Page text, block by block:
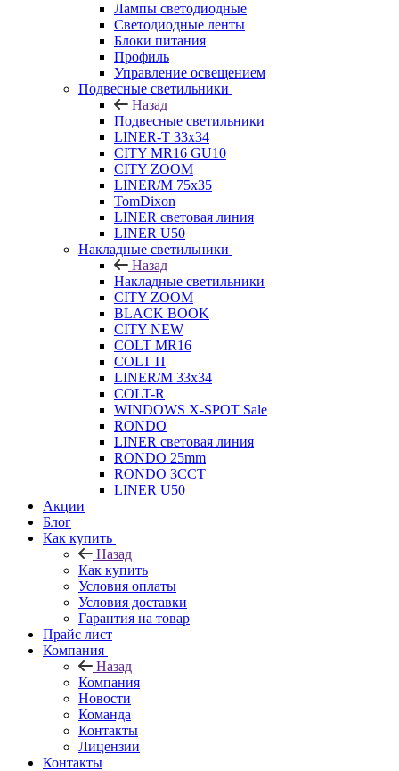
Лампы светодиодные
Светодиодные ленты
Блоки питания
Профиль
Управление освещением
Подвесные светильники
Назад
Подвесные светильники
LINER-T 33x34
CITY MR16 GU10
CITY ZOOM
LINER/M 75х35
TomDixon
LINER световая линия
LINER U50
Накладные светильники
Назад
Накладные светильники
CITY ZOOM
BLACK BOOK
CITY NEW
COLT MR16
COLT П
LINER/М 33х34
COLT-R
WINDOWS X-SPOT Sale
RONDO
LINER световая линия
RONDO 25mm
RONDO 3CCT
LINER U50
Акции
Блог
Как купить
Назад
Как купить
Условия оплаты
Условия доставки
Гарантия на товар
Прайс лист
Компания
Назад
Компания
Новости
Команда
Контакты
Лицензии
Контакты